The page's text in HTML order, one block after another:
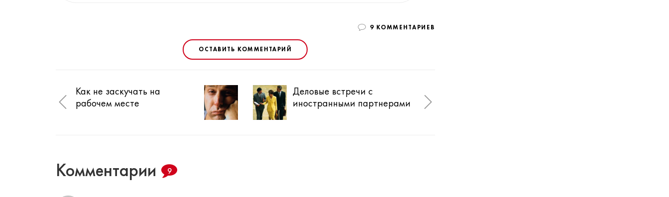
9 КОММЕНТАРИЕВ
ОСТАВИТЬ КОММЕНТАРИЙ
Как не заскучать на
рабочем месте
Деловые встречи с
иностранными партнерами
рабочем месте
Комментарии 9